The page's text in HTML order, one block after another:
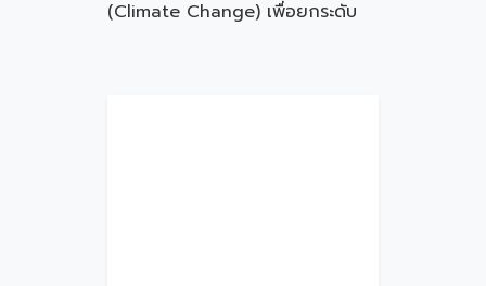
(Climate Change) เพื่อยกระดับ